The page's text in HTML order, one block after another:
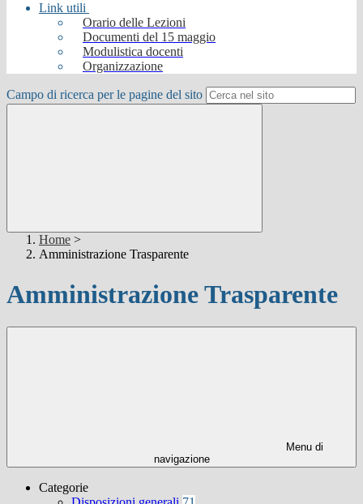
Link utili
Orario delle Lezioni
Documenti del 15 maggio
Modulistica docenti
Organizzazione
Campo di ricerca per le pagine del sito
Home >
Amministrazione Trasparente
Amministrazione Trasparente
Menu di
navigazione
Categorie